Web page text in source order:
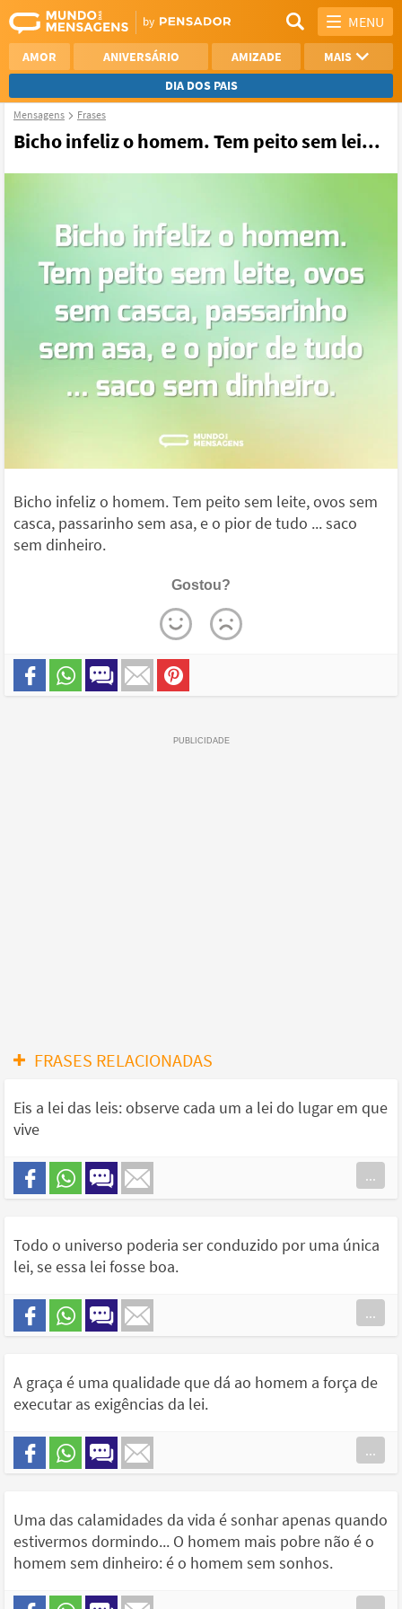
MENU
AMOR ANIVERSÁRIO AMIZADE
MAIS
DIA DOS PAIS
REFLEXÃO
AGRADECIMENTO
Mensagens Frases
Bicho infeliz o homem. Tem peito sem lei...
Bicho infeliz o homem. Tem peito sem leite, ovos sem
casca, passarinho sem asa, e o pior de tudo ... saco
sem dinheiro.
Gostou?
FRASES RELACIONADAS
Eis a lei das leis: observe cada um a lei do lugar em que
vive
...
Todo o universo poderia ser conduzido por uma única
lei, se essa lei fosse boa.
...
A graça é uma qualidade que dá ao homem a força de
executar as exigências da lei.
...
Uma das calamidades da vida é sonhar apenas quando
estivermos dormindo... O homem mais pobre não é o
homem sem dinheiro: é o homem sem sonhos.